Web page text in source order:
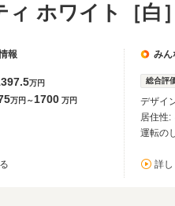
ホワイト［白
報
万円
万円～1700 万円
みん
総合評
デザイ
居住性:
運転の
詳し